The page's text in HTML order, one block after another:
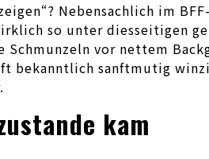
Nebensachlich im
so unter diesseitigen
vor nettem
bekanntlich sanftmutig
kam